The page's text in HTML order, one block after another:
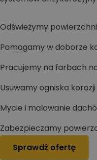
Odświeżymy
Pomagamy w doborze
Pracujemy na farbach
Usuwamy ogniska korozji
Mycie i malowanie
Zabezpieczamy
Sprawdź ofertę